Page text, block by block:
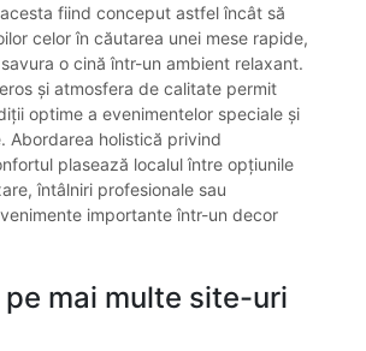
fiind conceput astfel încât să
celor în căutarea unei mese rapide,
o cină într-un ambient relaxant.
și atmosfera de calitate permit
optime a evenimentelor speciale și
Abordarea holistică privind
plasează localul între opțiunile
întâlniri profesionale sau
importante într-un decor
mai multe site-uri